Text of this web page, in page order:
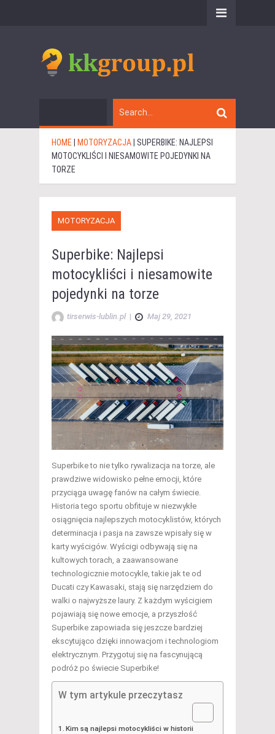
HOME MOTORYZACJA SUPERBIKE: NAJLEPSI
MOTOCYKLIŚCI I NIESAMOWITE POJEDYNKI NA
TORZE
MOTORYZACJA
Superbike: Najlepsi
motocykliści i niesamowite
pojedynki na torze
tirserwis-lublin.pl | Maj 29, 2021
Superbike to nie tylko rywalizacja na torze, ale
prawdziwe widowisko pełne emocji, które
przyciąga uwagę fanów na całym świecie.
Historia tego sportu obfituje w niezwykłe
osiągnięcia najlepszych motocyklistów, których
determinacja i pasja na zawsze wpisały się w
karty wyścigów. Wyścigi odbywają się na
kultowych torach, a zaawansowane
technologicznie motocykle, takie jak te od
Ducati czy Kawasaki, stają się narzędziem do
walki o najwyższe laury. Z każdym wyścigiem
pojawiają się nowe emocje, a przyszłość
Superbike zapowiada się jeszcze bardziej
ekscytująco dzięki innowacjom i technologiom
elektrycznym. Przygotuj się na fascynującą
podróż po świecie Superbike!
W tym artykule przeczytasz
Kim są najlepsi motocykliści w historii